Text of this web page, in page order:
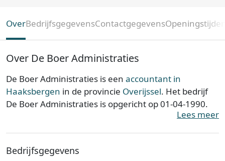
OverBedrijfsgegevensContactgegevens
Over De Boer Administraties
De Boer Administraties is een accountant in
Haaksbergen in de provincie Overijssel. Het bedrijf
De Boer Administraties is opgericht op 01-04-1990.
onder nummer 06062160. De ondernemingsvorm is
Lees meer
Bedrijfsgegevens